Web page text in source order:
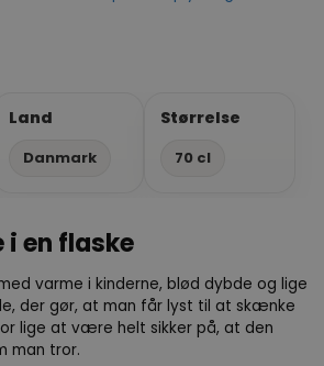
Land
Danmark
Størrelse
70 cl
i en flaske
varme i kinderne, blød dybde og lige
der gør, at man får lyst til at skænke
lige at være helt sikker på, at den
man tror.